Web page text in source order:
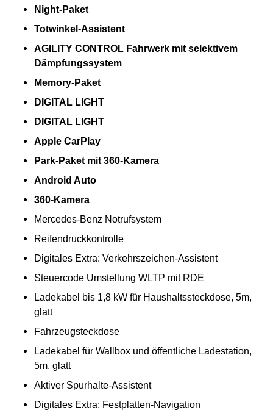
Night-Paket
Totwinkel-Assistent
AGILITY CONTROL Fahrwerk mit selektivem
Dämpfungssystem
Memory-Paket
DIGITAL LIGHT
DIGITAL LIGHT
Apple CarPlay
Park-Paket mit 360-Kamera
Android Auto
360-Kamera
Mercedes-Benz Notrufsystem
Reifendruckkontrolle
Digitales Extra: Verkehrszeichen-Assistent
Steuercode Umstellung WLTP mit RDE
Ladekabel bis 1,8 kW für Haushaltssteckdose, 5m,
glatt
Fahrzeugsteckdose
Ladekabel für Wallbox und öffentliche Ladestation,
5m, glatt
Aktiver Spurhalte-Assistent
Digitales Extra: Festplatten-Navigation